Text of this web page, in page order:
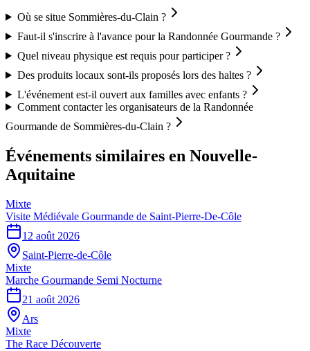
Où se situe Sommières-du-Clain ?
Faut-il s'inscrire à l'avance pour la Randonnée Gourmande ?
Quel niveau physique est requis pour participer ?
Des produits locaux sont-ils proposés lors des haltes ?
L'événement est-il ouvert aux familles avec enfants ?
Comment contacter les organisateurs de la Randonnée
Gourmande de Sommières-du-Clain ?
Événements similaires en Nouvelle-
Aquitaine
Mixte
Visite Médiévale Gourmande de Saint-Pierre-De-Côle
12 août 2026
Saint-Pierre-de-Côle
Mixte
Marche Gourmande Semi Nocturne
21 août 2026
Ars
Mixte
The Race Découverte